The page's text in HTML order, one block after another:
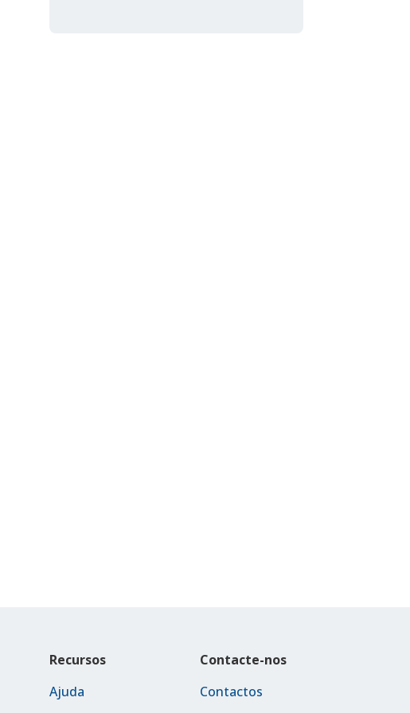
Recursos
Ajuda
Contacte-nos
Contactos